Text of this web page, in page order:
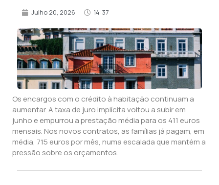
Julho 20, 2026 14:37
Os encargos com o crédito à habitação continuam a
aumentar. A taxa de juro implícita voltou a subir em
junho e empurrou a prestação média para os 411 euros
mensais. Nos novos contratos, as famílias já pagam, em
média, 715 euros por mês, numa escalada que mantém a
pressão sobre os orçamentos.